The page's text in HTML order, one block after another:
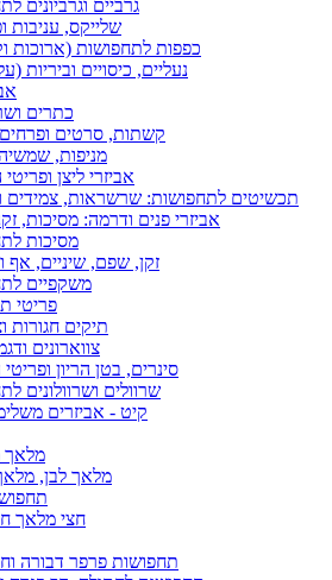
גרביים וגרביונים
שלייקס, עניבות
כפפות לתחפושות (ארוכות
נעליים, כיסויים וביריות
כתרים
קשתות, סרטים
מניפות, שמשיה
אביזרי ליצן
תכשיטים לתחפושות: שרשראות, צמידים
אביזרי פנים ודרמה: מסיכות,
מסיכות
זקן, שפם, שיניים, אף
משקפיים
פריטי
תיקים חגורות
צווארונים
סינרים, בטן הריון
שרוולים ושרוולונים
קיט - אביזרים
מלאך
מלאך לבן,
חצי מלאך
תחפושות פרפר דבורה